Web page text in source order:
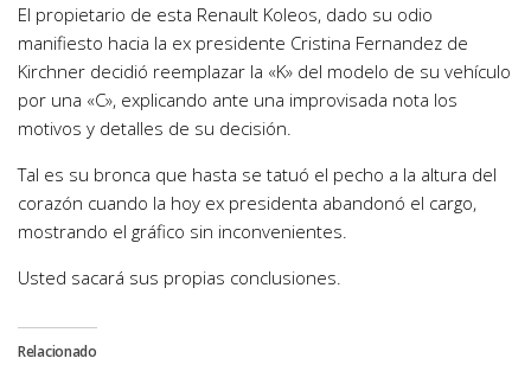
El propietario de esta Renault Koleos, dado su odio
manifiesto hacia la ex presidente Cristina Fernandez de
Kirchner decidió reemplazar la «K» del modelo de su vehículo
por una «C», explicando ante una improvisada nota los
motivos y detalles de su decisión.
Tal es su bronca que hasta se tatuó el pecho a la altura del
corazón cuando la hoy ex presidenta abandonó el cargo,
mostrando el gráfico sin inconvenientes.
Usted sacará sus propias conclusiones.
Relacionado